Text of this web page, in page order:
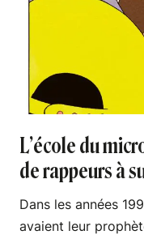
L’école du
de rappeurs à
Dans les années
avaient leur